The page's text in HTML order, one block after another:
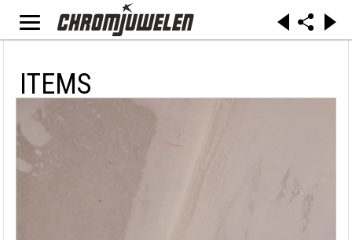
ITEMS